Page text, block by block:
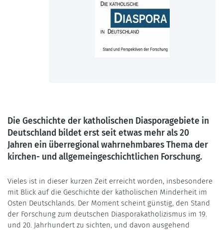
Die Geschichte der katholischen Diasporagebiete in
Deutschland bildet erst seit etwas mehr als 20
Jahren ein überregional wahrnehmbares Thema der
kirchen- und allgemeingeschichtlichen Forschung.
Vieles ist in dieser kurzen Zeit erreicht worden, insbesondere
mit Blick auf die Geschichte der katholischen Minderheit im
Osten Deutschlands. Der Moment scheint günstig, den Stand
der Forschung zum deutschen Diasporakatholizismus im 19.
und 20. Jahrhundert zu sichten, und davon ausgehend